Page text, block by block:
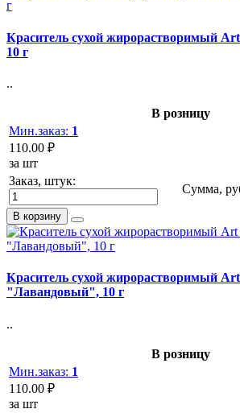
Краситель сухой жирорастворимый
10 г
..
В розницу
Мин.заказ: 1
110.00 ₽
за шт
Заказ, штук:
Сумма,
В корзину
Краситель сухой жирорастворимый
"Лавандовый", 10 г
..
В розницу
Мин.заказ: 1
110.00 ₽
за шт